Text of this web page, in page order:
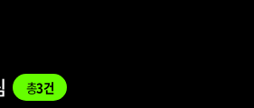
총3건